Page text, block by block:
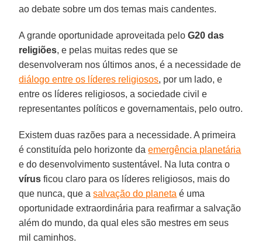
ao debate sobre um dos temas mais candentes.
A grande oportunidade aproveitada peloG20 das
religiões, e pelas muitas redes que se
desenvolveram nos últimos anos, é a necessidade de
diálogo entre os líderes religiosos, por um lado, e
entre os líderes religiosos, a sociedade civil e
representantes políticos e governamentais, pelo outro.
Existem duas razões para a necessidade. A primeira
é constituída pelo horizonte daemergência planetária
e do desenvolvimento sustentável. Na luta contra o
vírus ficou claro para os líderes religiosos, mais do
que nunca, que asalvação do planeta é uma
oportunidade extraordinária para reafirmar a salvação
além do mundo, da qual eles são mestres em seus
mil caminhos.